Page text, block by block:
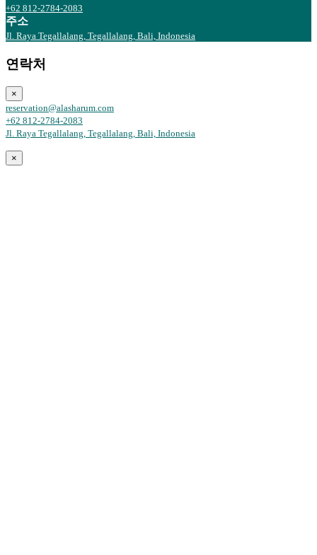
+62 812-2784-2083
주소
Jl. Raya Tegallalang, Tegallalang, Bali, Indonesia
연락처
×
reservation@alasharum.com
+62 812-2784-2083
Jl. Raya Tegallalang, Tegallalang, Bali, Indonesia
×